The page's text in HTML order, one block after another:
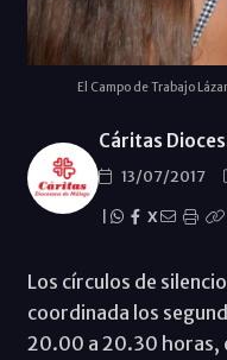
El Campo de Trabajo
Cáritas
13/07/2017
X
Los círculos de
coordinada los
20.00 a 20.30 horas,